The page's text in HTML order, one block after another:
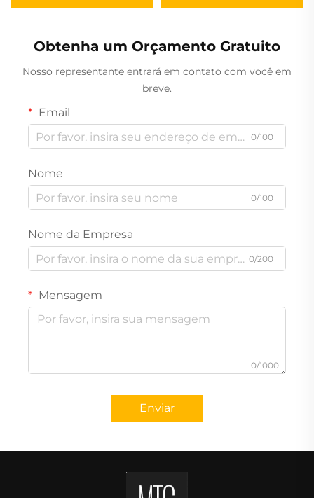
Obtenha um Orçamento Gratuito
Nosso representante entrará em contato com você em
breve.
Email
0/100
Nome
0/100
Nome da Empresa
0/200
Mensagem
0/1000
Enviar